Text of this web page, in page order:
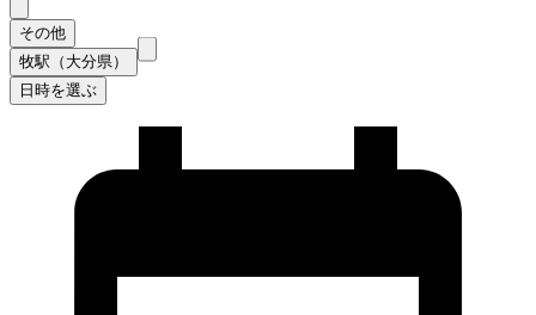
その他
牧駅（大分県）
日時を選ぶ